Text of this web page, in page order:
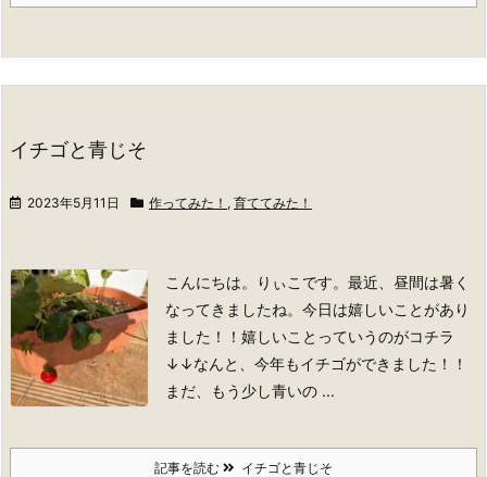
イチゴと青じそ
2023年5月11日 作ってみた！ , 育ててみた！
こんにちは。りぃこです。 最近、昼間は暑く
なってきましたね。今日は嬉しいことがあり
ました！！ 嬉しいことっていうのがコチラ
↓↓なんと、今年もイチゴができました！！
まだ、もう少し青いの ...
記事を読む イチゴと青じそ